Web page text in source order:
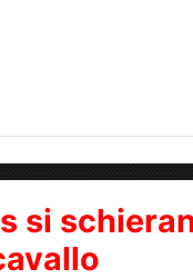
si